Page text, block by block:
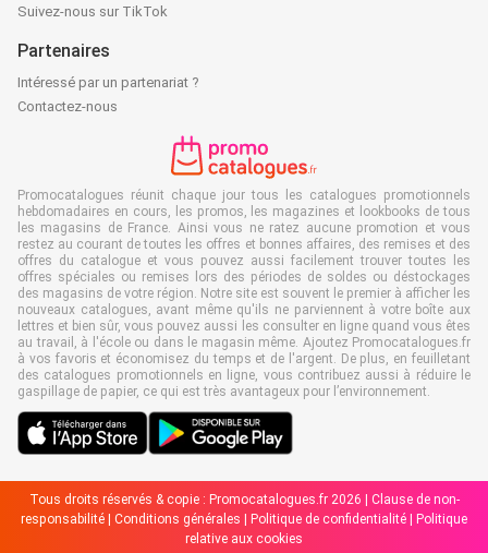
Suivez-nous sur TikTok
Partenaires
Intéressé par un partenariat ?
Contactez-nous
Promocatalogues réunit chaque jour tous les catalogues promotionnels
hebdomadaires en cours, les promos, les magazines et lookbooks de tous
les magasins de France. Ainsi vous ne ratez aucune promotion et vous
restez au courant de toutes les offres et bonnes affaires, des remises et des
offres du catalogue et vous pouvez aussi facilement trouver toutes les
offres spéciales ou remises lors des périodes de soldes ou déstockages
des magasins de votre région. Notre site est souvent le premier à afficher les
nouveaux catalogues, avant même qu'ils ne parviennent à votre boîte aux
lettres et bien sûr, vous pouvez aussi les consulter en ligne quand vous êtes
au travail, à l'école ou dans le magasin même. Ajoutez Promocatalogues.fr
à vos favoris et économisez du temps et de l'argent. De plus, en feuilletant
des catalogues promotionnels en ligne, vous contribuez aussi à réduire le
gaspillage de papier, ce qui est très avantageux pour l’environnement.
Tous droits réservés & copie : Promocatalogues.fr 2026 | Clause de non-
responsabilité
Conditions générales Politique de confidentialité
Politique
relative aux cookies